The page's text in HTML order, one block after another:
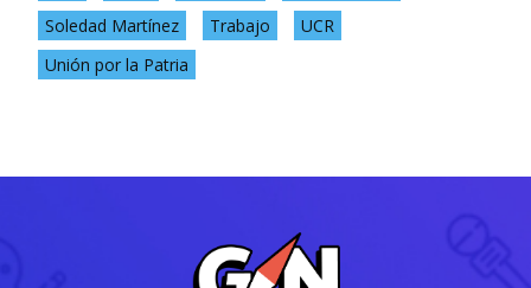
Soledad Martínez
Trabajo
UCR
Unión por la Patria